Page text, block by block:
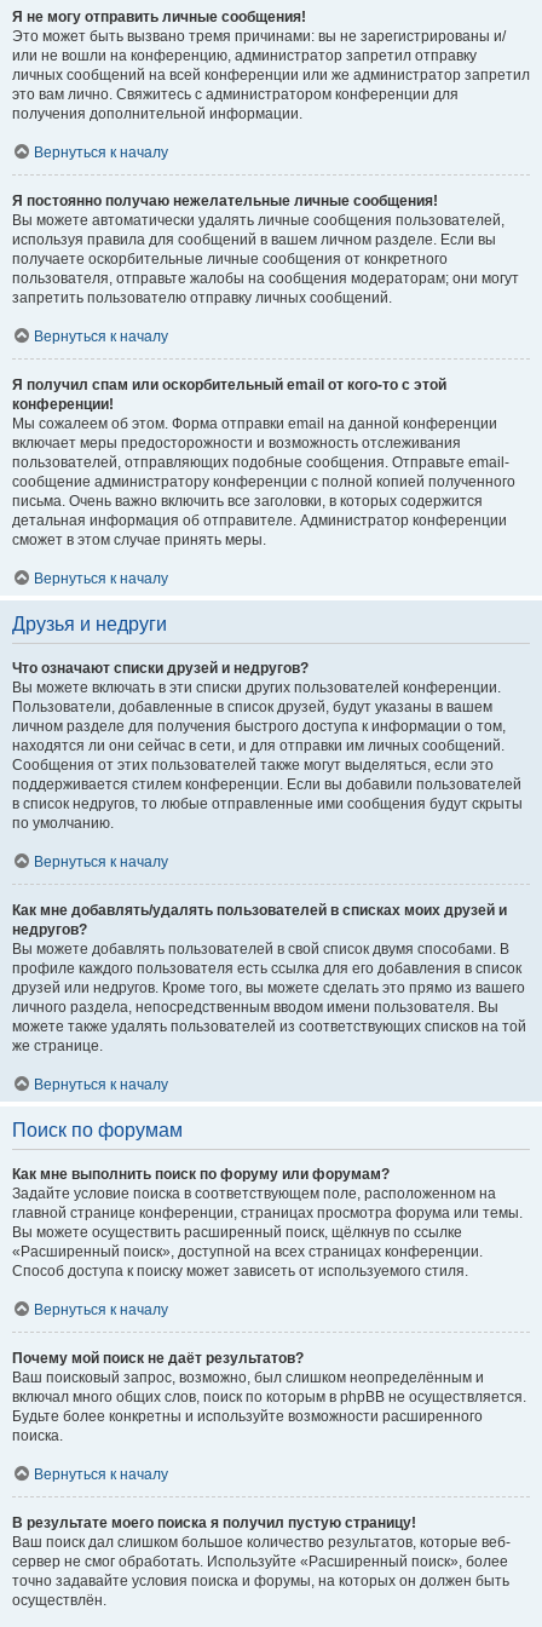
Я не могу отправить личные сообщения!
Это может быть вызвано тремя причинами: вы не зарегистрированы и/
или не вошли на конференцию, администратор запретил отправку
личных сообщений на всей конференции или же администратор запретил
это вам лично. Свяжитесь с администратором конференции для
получения дополнительной информации.
Вернуться к началу
Я постоянно получаю нежелательные личные сообщения!
Вы можете автоматически удалять личные сообщения пользователей,
используя правила для сообщений в вашем личном разделе. Если вы
получаете оскорбительные личные сообщения от конкретного
пользователя, отправьте жалобы на сообщения модераторам; они могут
запретить пользователю отправку личных сообщений.
Вернуться к началу
Я получил спам или оскорбительный email от кого-то с этой
конференции!
Мы сожалеем об этом. Форма отправки email на данной конференции
включает меры предосторожности и возможность отслеживания
пользователей, отправляющих подобные сообщения. Отправьте email-
сообщение администратору конференции с полной копией полученного
письма. Очень важно включить все заголовки, в которых содержится
детальная информация об отправителе. Администратор конференции
сможет в этом случае принять меры.
Вернуться к началу
Друзья и недруги
Что означают списки друзей и недругов?
Вы можете включать в эти списки других пользователей конференции.
Пользователи, добавленные в список друзей, будут указаны в вашем
личном разделе для получения быстрого доступа к информации о том,
находятся ли они сейчас в сети, и для отправки им личных сообщений.
Сообщения от этих пользователей также могут выделяться, если это
поддерживается стилем конференции. Если вы добавили пользователей
в список недругов, то любые отправленные ими сообщения будут скрыты
по умолчанию.
Вернуться к началу
Как мне добавлять/удалять пользователей в списках моих друзей и
недругов?
Вы можете добавлять пользователей в свой список двумя способами. В
профиле каждого пользователя есть ссылка для его добавления в список
друзей или недругов. Кроме того, вы можете сделать это прямо из вашего
личного раздела, непосредственным вводом имени пользователя. Вы
можете также удалять пользователей из соответствующих списков на той
же странице.
Вернуться к началу
Поиск по форумам
Как мне выполнить поиск по форуму или форумам?
Задайте условие поиска в соответствующем поле, расположенном на
главной странице конференции, страницах просмотра форума или темы.
Вы можете осуществить расширенный поиск, щёлкнув по ссылке
«Расширенный поиск», доступной на всех страницах конференции.
Способ доступа к поиску может зависеть от используемого стиля.
Вернуться к началу
Почему мой поиск не даёт результатов?
Ваш поисковый запрос, возможно, был слишком неопределённым и
включал много общих слов, поиск по которым в phpBB не осуществляется.
Будьте более конкретны и используйте возможности расширенного
поиска.
Вернуться к началу
В результате моего поиска я получил пустую страницу!
Ваш поиск дал слишком большое количество результатов, которые веб-
сервер не смог обработать. Используйте «Расширенный поиск», более
точно задавайте условия поиска и форумы, на которых он должен быть
осуществлён.